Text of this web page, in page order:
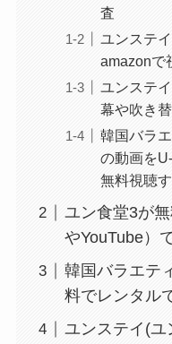
査
ユンステ
amazonで
ユンステ
幕や吹き
韓国バラ
の動画を
無料視聴
ユン食堂3が
やYouTube）
韓国バラエテ
料でレンタル
ユンステイ(ユ